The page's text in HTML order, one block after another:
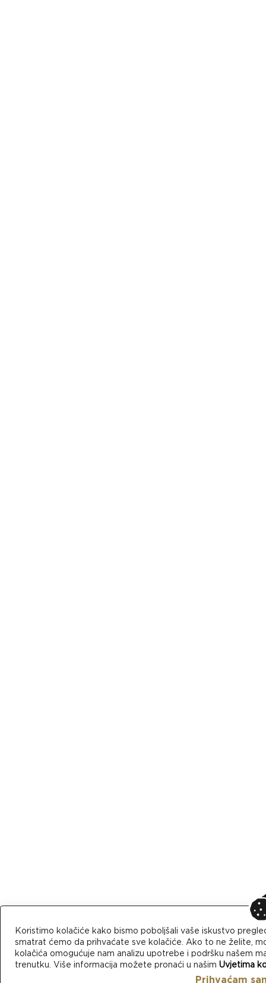
Koristimo kolačiće kako bismo poboljšali vaše iskustvo
smatrat ćemo da prihvaćate sve kolačiće. Ako to ne želite,
kolačića omogućuje nam analizu upotrebe i podršku našem
trenutku. Više informacija možete pronaći u našim Uvjetima
Prihvaćam